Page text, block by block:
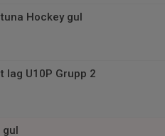
Hockey gul
lag U10P Grupp 2
gul